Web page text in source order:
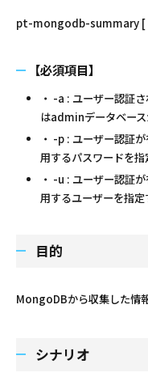
pt-mongodb-summary [
【必須項目】
・ -a : ユーザー認証
はadminデータベー
・ -p : ユーザー認証
用するパスワードを指
・ -u : ユーザー認証
用するユーザーを指定
目的
MongoDBから収集した情
シナリオ